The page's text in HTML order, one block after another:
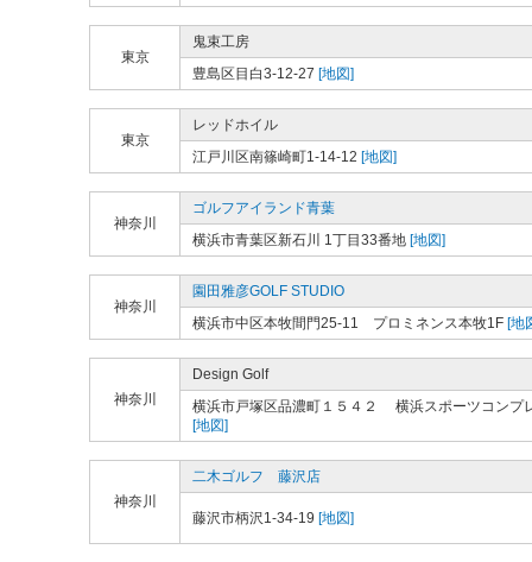
東京
鬼束工房
豊島区目白3-12-27 [地図]
東京
レッドホイル
江戸川区南篠崎町1-14-12 [地図]
神奈川
ゴルフアイランド青葉
横浜市青葉区新石川 1丁目33番地 [地図]
神奈川
園田雅彦GOLF STUDIO
横浜市中区本牧間門25-11 プロミネンス本牧1F [地
神奈川
Design Golf
横浜市戸塚区品濃町１５４２ 横浜スポーツコンプ
[地図]
神奈川
二木ゴルフ 藤沢店
藤沢市柄沢1-34-19 [地図]